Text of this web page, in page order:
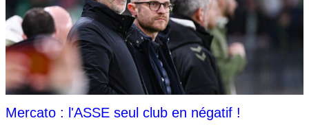
Mercato : l'ASSE seul club en négatif !